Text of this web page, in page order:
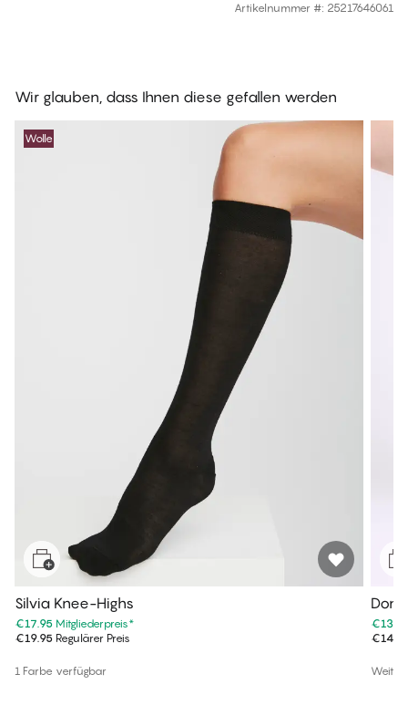
Artikelnummer #: 25217646061
Wir glauben, dass Ihnen diese gefallen werden
Wolle
Silvia Knee-Highs
€17.95 Mitgliederpreis*
€19.95 Regulärer Preis
1 Farbe verfügbar
€13.45
€14.95